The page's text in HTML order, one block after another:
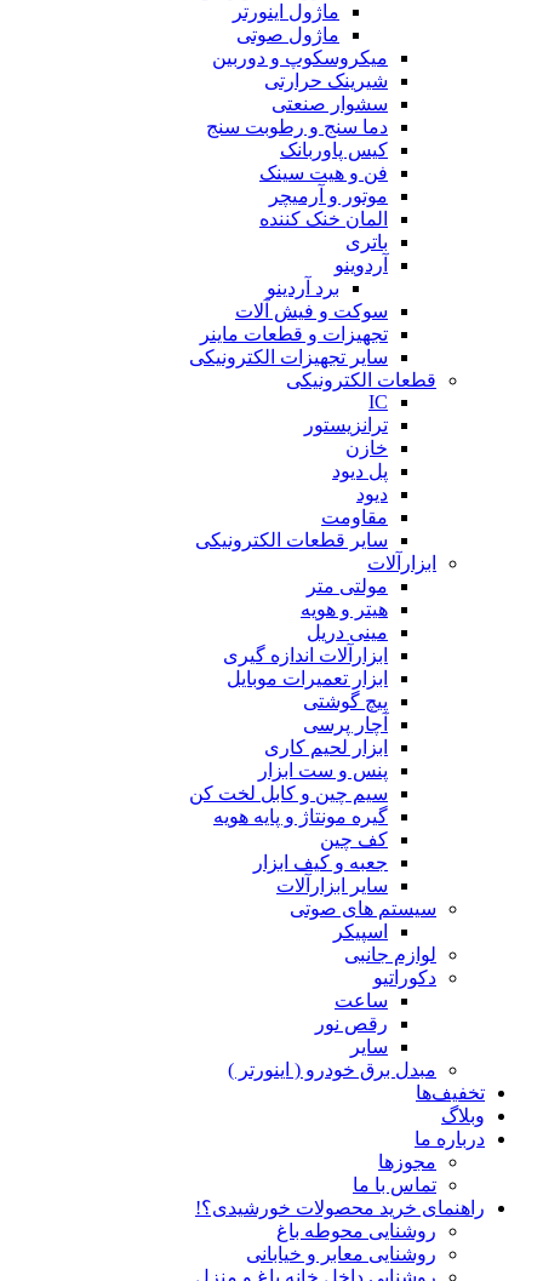
ماژول اینورتر
ماژول صوتی
میکروسکوپ و دوربین
شیرینک حرارتی
سشوار صنعتی
دما سنج و رطوبت سنج
کیس پاوربانک
فن و هیت سینک
موتور و آرمیچر
المان خنک کننده
باتری
آردوینو
برد آردینو
سوکت و فیش آلات
تجهیزات و قطعات ماینر
سایر تجهیزات الکترونیکی
قطعات الکترونیکی
IC
ترانزیستور
خازن
پل دیود
دیود
مقاومت
سایر قطعات الکترونیکی
ابزارآلات
مولتی متر
هیتر و هویه
مینی دریل
ابزارآلات اندازه گیری
ابزار تعمیرات موبایل
پیچ گوشتی
آچار پرسی
ابزار لحیم کاری
پنس و ست ابزار
سیم چین و کابل لخت کن
گیره مونتاژ و پایه هویه
کف چین
جعبه و کیف ابزار
سایر ابزارآلات
سیستم های صوتی
اسپیکر
لوازم جانبی
دکوراتیو
ساعت
رقص نور
سایر
مبدل برق خودرو ( اینورتر )
تخفیف‌ها
وبلاگ
درباره ما
مجوزها
تماس با ما
راهنمای خرید محصولات خورشیدی؟!
روشنایی محوطه باغ
روشنایی معابر و خیابانی
روشنایی داخل خانه باغ و منزل